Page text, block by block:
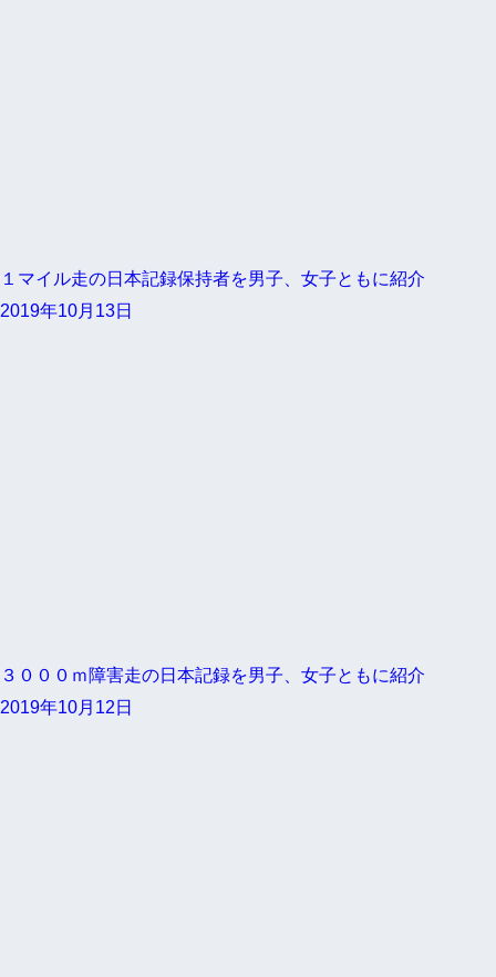
１マイル走の日本記録保持者を男子、女子ともに紹介
2019年10月13日
３０００ｍ障害走の日本記録を男子、女子ともに紹介
2019年10月12日